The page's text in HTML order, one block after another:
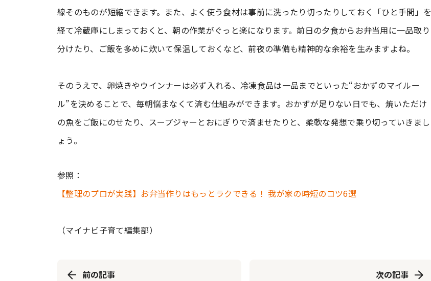
線そのものが短縮できます。また、よく使う食材は事前に洗ったり切ったりしておく「ひと手間」を
経て冷蔵庫にしまっておくと、朝の作業がぐっと楽になります。前日の夕食からお弁当用に一品取り
分けたり、ご飯を多めに炊いて保温しておくなど、前夜の準備も精神的な余裕を生みますよね。
そのうえで、卵焼きやウインナーは必ず入れる、冷凍食品は一品までといった“おかずのマイルー
ル”を決めることで、毎朝悩まなくて済む仕組みができます。おかずが足りない日でも、焼いただけ
の魚をご飯にのせたり、スープジャーとおにぎりで済ませたりと、柔軟な発想で乗り切っていきまし
ょう。
参照：
【整理のプロが実践】お弁当作りはもっとラクできる！ 我が家の時短のコツ6選
（マイナビ子育て編集部）
前の記事 次の記事